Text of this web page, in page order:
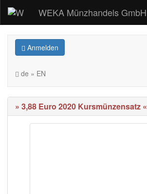
WEKA Münzhandels GmbH
Anmelden
de » EN
» 3,88 Euro 2020 Kursmünzensatz «